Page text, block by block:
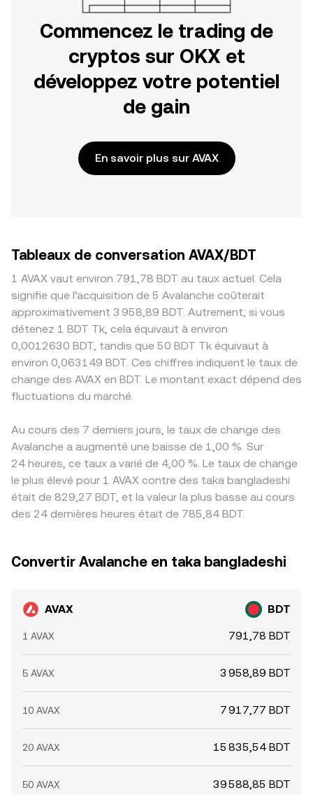
Commencez le trading de
cryptos sur OKX et
développez votre potentiel
de gain
En savoir plus sur AVAX
Tableaux de conversation AVAX/BDT
1 AVAX vaut environ 791,78 BDT au taux actuel. Cela
signifie que l’acquisition de 5 Avalanche coûterait
approximativement 3 958,89 BDT. Autrement, si vous
détenez 1 BDT Tk, cela équivaut à environ
0,0012630 BDT, tandis que 50 BDT Tk équivaut à
environ 0,063149 BDT. Ces chiffres indiquent le taux de
change des AVAX en BDT. Le montant exact dépend des
fluctuations du marché.
Au cours des 7 derniers jours, le taux de change des
Avalanche a augmenté une baisse de 1,00 %. Sur
24 heures, ce taux a varié de 4,00 %. Le taux de change
le plus élevé pour 1 AVAX contre des taka bangladeshi
était de 829,27 BDT, et la valeur la plus basse au cours
des 24 dernières heures était de 785,84 BDT.
Convertir Avalanche en taka bangladeshi
AVAX BDT
1 AVAX 791,78 BDT
5 AVAX 3 958,89 BDT
10 AVAX 7 917,77 BDT
20 AVAX 15 835,54 BDT
50 AVAX 39 588,85 BDT